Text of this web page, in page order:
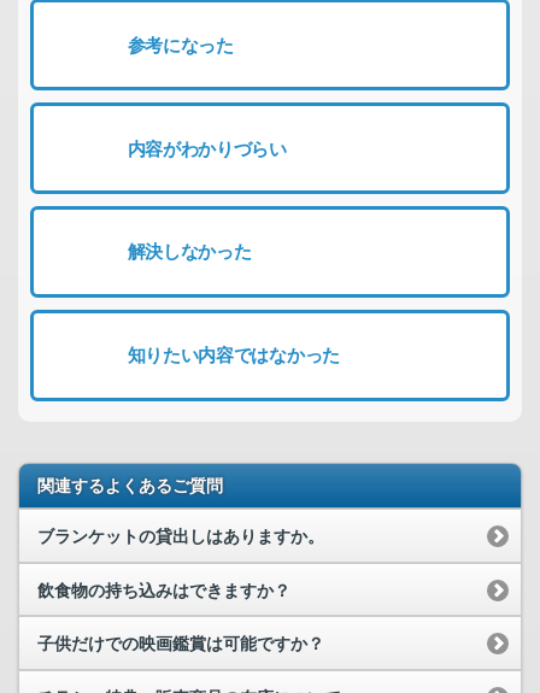
参考になった
内容がわかりづらい
解決しなかった
知りたい内容ではなかった
関連するよくあるご質問
ブランケットの貸出しはありますか。
飲食物の持ち込みはできますか？
子供だけでの映画鑑賞は可能ですか？